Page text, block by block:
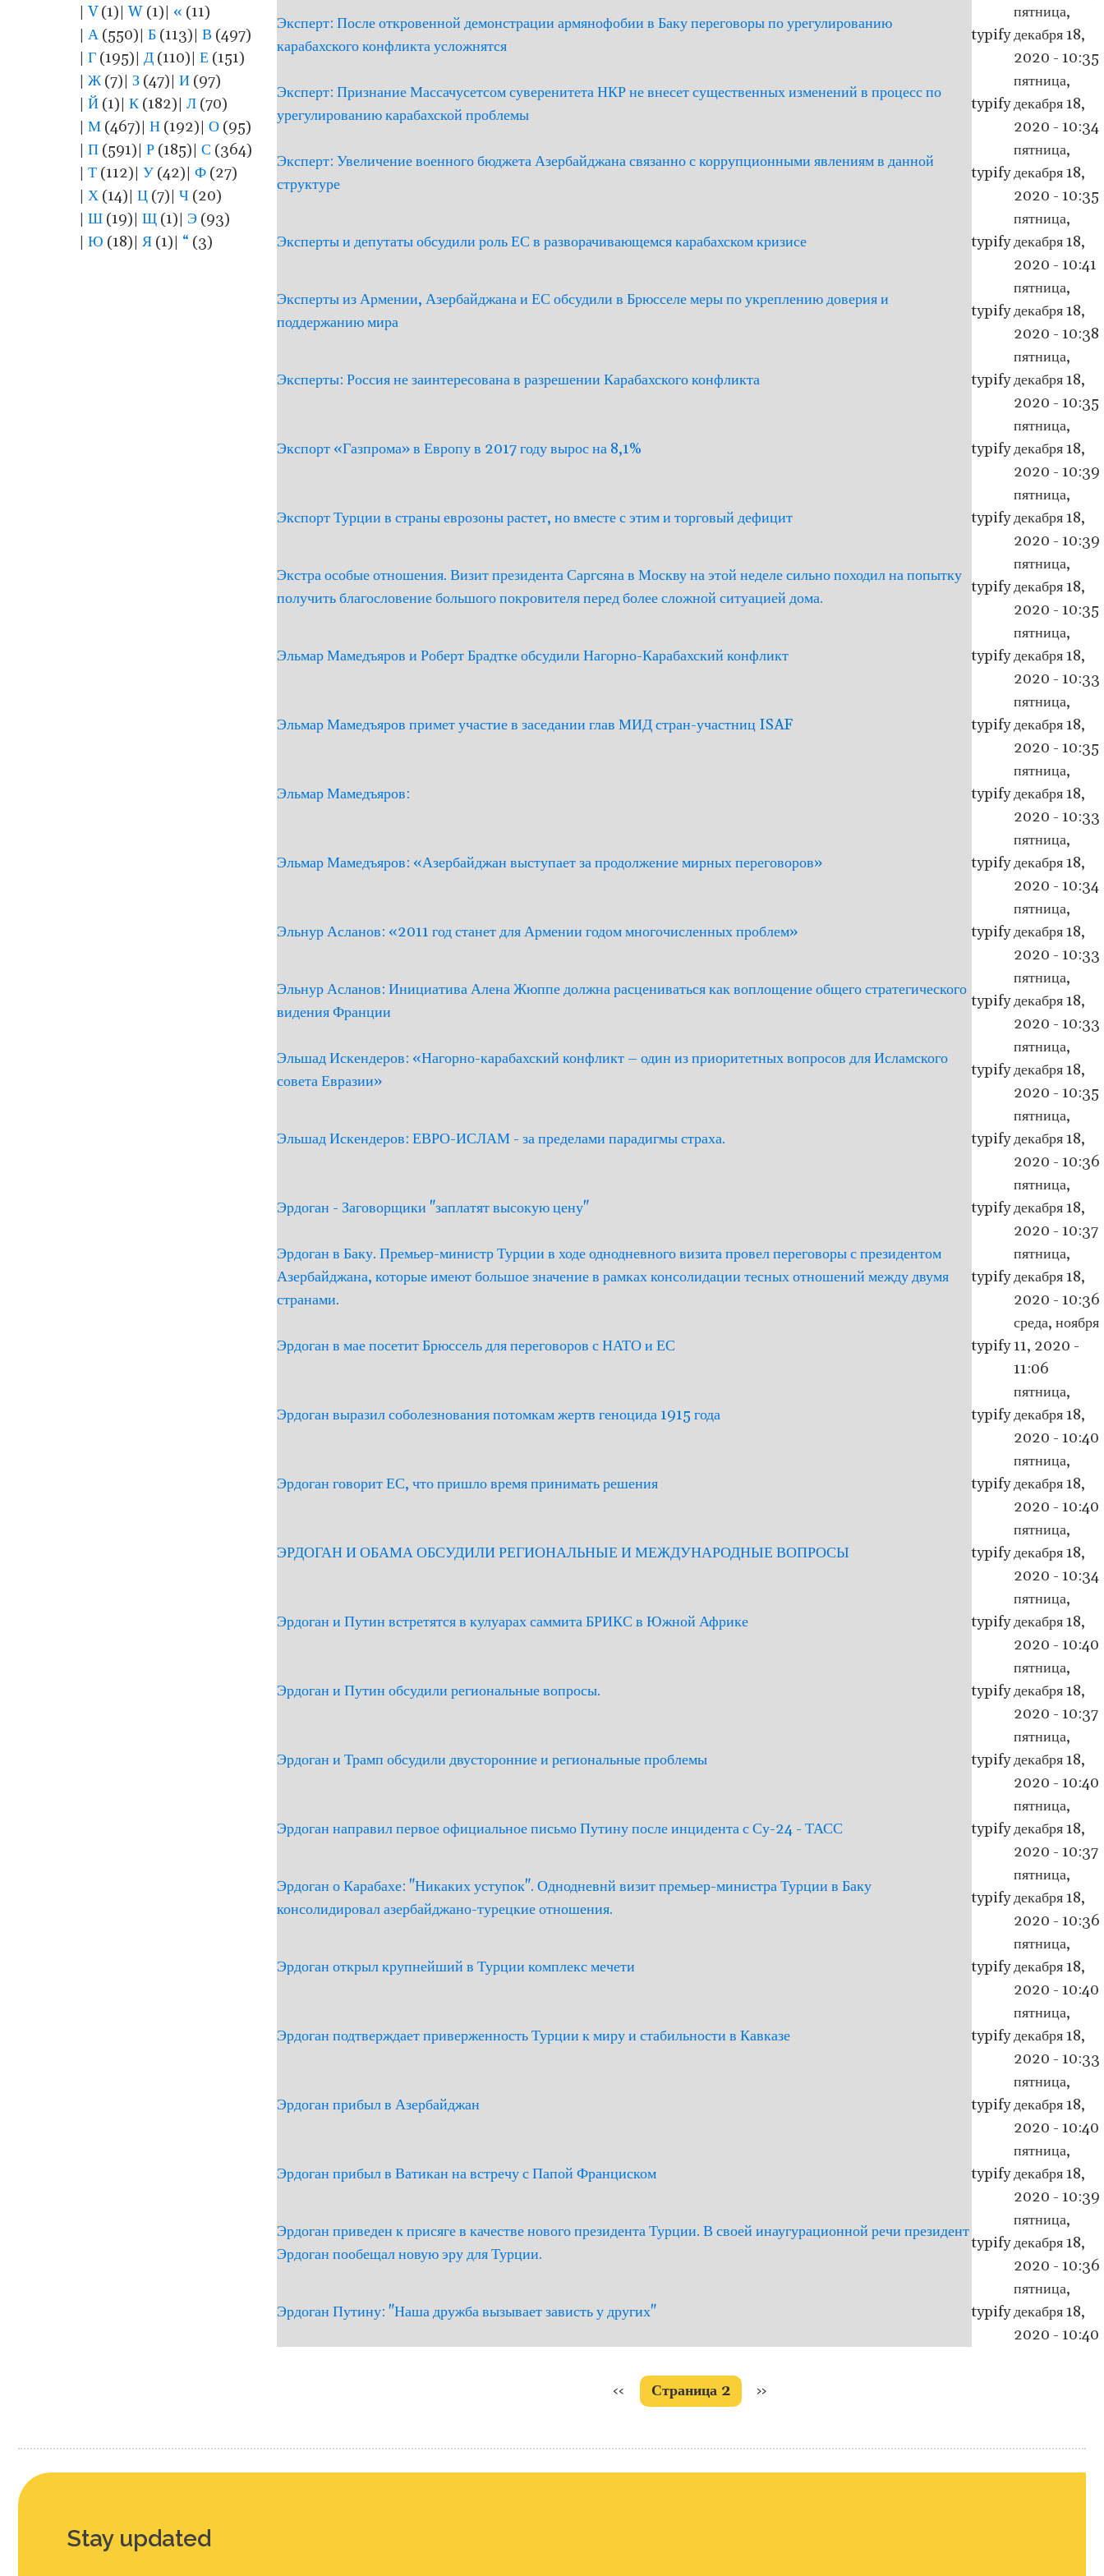
| V(1)|W(1)| « (11)
| А(550)| Б(113)| В(497)
| Г(195)| Д(110)| Е (151)
| Ж(7)| З(47)| И(97)
| Й(1)| К(182)| Л(70)
| М(467)| Н(192)| О(95)
| П(591)| Р(185)| С (364)
| Т(112)| У(42)| Ф(27)
| Х(14)| Ц(7)| Ч (20)
| Ш(19)| Щ(1)| Э(93)
| Ю (18)| Я(1)| “ (3)
Эксперт: После откровенной демонстрации армянофобии в Баку переговоры по урегулированию
карабахского конфликта усложнятся
typify
пятница,
декабря 18,
2020 - 10:35
Эксперт: Признание Массачусетсом суверенитета НКР не внесет существенных изменений в процесс по
урегулированию карабахской проблемы
typify
пятница,
декабря 18,
2020 - 10:34
Эксперт: Увеличение военного бюджета Азербайджана связанно с коррупционными явлениям в данной
структуре
typify
пятница,
декабря 18,
2020 - 10:35
Эксперты и депутаты обсудили роль ЕС в разворачивающемся карабахском кризисе typify
пятница,
декабря 18,
2020 - 10:41
Эксперты из Армении, Азербайджана и ЕС обсудили в Брюсселе меры по укреплению доверия и
поддержанию мира
typify
пятница,
декабря 18,
2020 - 10:38
Эксперты: Россия не заинтересована в разрешении Карабахского конфликта typify
пятница,
декабря 18,
2020 - 10:35
Экспорт «Газпрома» в Европу в 2017 году вырос на 8,1% typify
пятница,
декабря 18,
2020 - 10:39
Экспорт Турции в страны еврозоны растет, но вместе с этим и торговый дефицит typify
пятница,
декабря 18,
2020 - 10:39
Экстра особые отношения. Визит президента Саргсяна в Москву на этой неделе сильно походил на попытку
получить благословение большого покровителя перед более сложной ситуацией дома.
typify
пятница,
декабря 18,
2020 - 10:35
Эльмар Мамедъяров и Роберт Брадтке обсудили Нагорно-Карабахский конфликт typify
пятница,
декабря 18,
2020 - 10:33
Эльмар Мамедъяров примет участие в заседании глав МИД стран-участниц ISAF typify
пятница,
декабря 18,
2020 - 10:35
Эльмар Мамедъяров: typify
пятница,
декабря 18,
2020 - 10:33
Эльмар Мамедъяров: «Азербайджан выступает за продолжение мирных переговоров» typify
пятница,
декабря 18,
2020 - 10:34
Эльнур Асланов: «2011 год станет для Армении годом многочисленных проблем» typify
пятница,
декабря 18,
2020 - 10:33
Эльнур Асланов: Инициатива Алена Жюппе должна расцениваться как воплощение общего стратегического
видения Франции
typify
пятница,
декабря 18,
2020 - 10:33
Эльшад Искендеров: «Нагорно-карабахский конфликт – один из приоритетных вопросов для Исламского
совета Евразии»
typify
пятница,
декабря 18,
2020 - 10:35
Эльшад Искендеров: ЕВРО-ИСЛАМ - за пределами парадигмы страха. typify
пятница,
декабря 18,
2020 - 10:36
Эрдоган - Заговорщики "заплатят высокую цену" typify
пятница,
декабря 18,
2020 - 10:37
Эрдоган в Баку. Премьер-министр Турции в ходе однодневного визита провел переговоры с президентом
Азербайджана, которые имеют большое значение в рамках консолидации тесных отношений между двумя
странами.
typify
пятница,
декабря 18,
2020 - 10:36
Эрдоган в мае посетит Брюссель для переговоров с НАТО и ЕС typify
среда, ноября
11, 2020 -
11:06
Эрдоган выразил соболезнования потомкам жертв геноцида 1915 года typify
пятница,
декабря 18,
2020 - 10:40
Эрдоган говорит ЕС, что пришло время принимать решения typify
пятница,
декабря 18,
2020 - 10:40
ЭРДОГАН И ОБАМА ОБСУДИЛИ РЕГИОНАЛЬНЫЕ И МЕЖДУНАРОДНЫЕ ВОПРОСЫ typify
пятница,
декабря 18,
2020 - 10:34
Эрдоган и Путин встретятся в кулуарах саммита БРИКС в Южной Африке typify
пятница,
декабря 18,
2020 - 10:40
Эрдоган и Путин обсудили региональные вопросы. typify
пятница,
декабря 18,
2020 - 10:37
Эрдоган и Трамп обсудили двусторонние и региональные проблемы typify
пятница,
декабря 18,
2020 - 10:40
Эрдоган направил первое официальное письмо Путину после инцидента с Су-24 - ТАСС typify
пятница,
декабря 18,
2020 - 10:37
Эрдоган о Карабахе: "Никаких уступок". Однодневнй визит премьер-министра Турции в Баку
консолидировал азербайджано-турецкие отношения.
typify
пятница,
декабря 18,
2020 - 10:36
Эрдоган открыл крупнейший в Турции комплекс мечети typify
пятница,
декабря 18,
2020 - 10:40
Эрдоган подтверждает приверженность Турции к миру и стабильности в Кавказе typify
пятница,
декабря 18,
2020 - 10:33
Эрдоган прибыл в Азербайджан typify
пятница,
декабря 18,
2020 - 10:40
Эрдоган прибыл в Ватикан на встречу с Папой Франциском typify
пятница,
декабря 18,
2020 - 10:39
Эрдоган приведен к присяге в качестве нового президента Турции. В своей инаугурационной речи президент
Эрдоган пообещал новую эру для Турции.
typify
пятница,
декабря 18,
2020 - 10:36
Эрдоган Путину: "Наша дружба вызывает зависть у других" typify
пятница,
декабря 18,
2020 - 10:40
Предыдущая
страница
‹‹ Страница 2
Следующая
››
Stay updated